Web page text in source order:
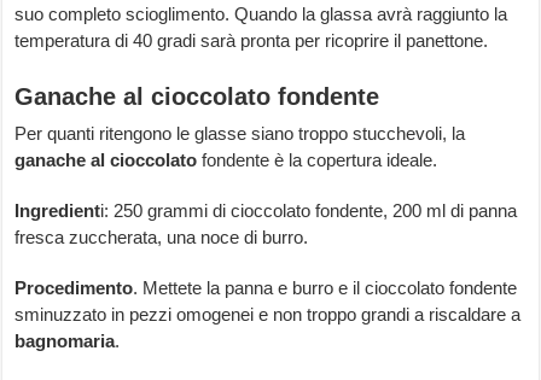
suo completo scioglimento. Quando la glassa avrà raggiunto la
temperatura di 40 gradi sarà pronta per ricoprire il panettone.
Ganache al cioccolato fondente
Per quanti ritengono le glasse siano troppo stucchevoli, la
ganache al cioccolato fondente è la copertura ideale.
Ingredienti: 250 grammi di cioccolato fondente, 200 ml di panna
fresca zuccherata, una noce di burro.
Procedimento. Mettete la panna e burro e il cioccolato fondente
sminuzzato in pezzi omogenei e non troppo grandi a riscaldare a
bagnomaria.